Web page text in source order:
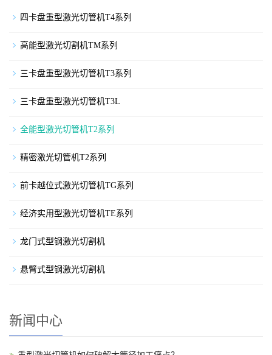
四卡盘重型激光切管机T4系列
高能型激光切割机TM系列
三卡盘重型激光切管机T3系列
三卡盘重型激光切管机T3L
全能型激光切管机T2系列
精密激光切管机T2系列
前卡越位式激光切管机TG系列
经济实用型激光切管机TE系列
龙门式型钢激光切割机
悬臂式型钢激光切割机
新闻中心